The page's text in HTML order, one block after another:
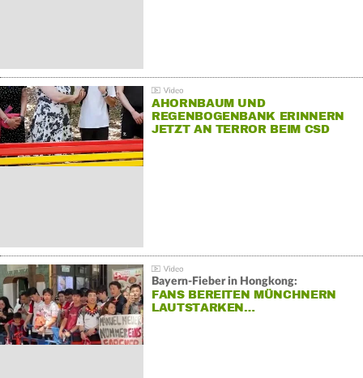
AHORNBAUM UND
REGENBOGENBANK ERINNERN
JETZT AN TERROR BEIM CSD
Bayern-Fieber in Hongkong:
FANS BEREITEN MÜNCHNERN
LAUTSTARKEN…